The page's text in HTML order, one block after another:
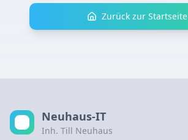
Zurück zur Startseite
Neuhaus-IT
Inh. Till Neuhaus